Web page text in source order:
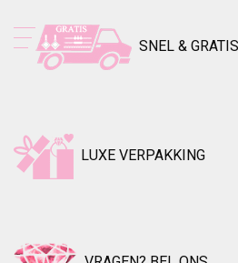
SNEL & GRATIS
LUXE VERPAKKING